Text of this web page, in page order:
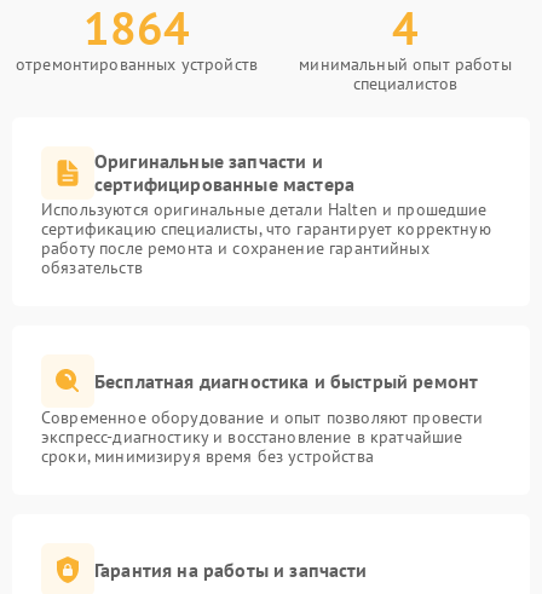
1864
отремонтированных устройств
4
минимальный опыт работы
специалистов
Оригинальные запчасти и
сертифицированные мастера
Используются оригинальные детали Halten и прошедшие
сертификацию специалисты, что гарантирует корректную
работу после ремонта и сохранение гарантийных
обязательств
Бесплатная диагностика и быстрый ремонт
Современное оборудование и опыт позволяют провести
экспресс-диагностику и восстановление в кратчайшие
сроки, минимизируя время без устройства
Гарантия на работы и запчасти